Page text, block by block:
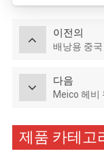
이전의
배낭용 중
다음
Meico 헤비
제품 카테고